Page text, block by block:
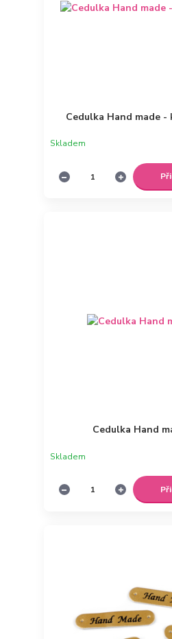
Cedulka Hand made -
Skladem
Cedulka Hand
Skladem